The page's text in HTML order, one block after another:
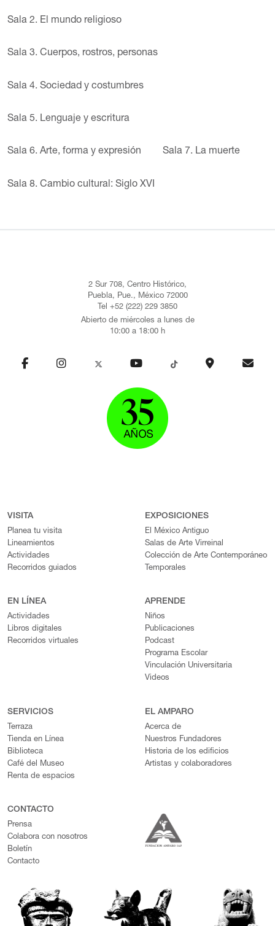
Sala 2. El mundo religioso
Sala 3. Cuerpos, rostros, personas
Sala 4. Sociedad y costumbres
Sala 5. Lenguaje y escritura
Sala 6. Arte, forma y expresión Sala 7. La muerte
Sala 8. Cambio cultural: Siglo XVI
2 Sur 708, Centro Histórico,
Puebla, Pue., México 72000
Tel +52 (222) 229 3850
Abierto de miércoles a lunes de
10:00 a 18:00 h
VISITA
Planea tu visita
Lineamientos
Actividades
Recorridos guiados
EXPOSICIONES
El México Antiguo
Salas de Arte Virreinal
Colección de Arte Contemporáneo
Temporales
EN LÍNEA
Actividades
Libros digitales
Recorridos virtuales
APRENDE
Niños
Publicaciones
Podcast
Programa Escolar
Vinculación Universitaria
Videos
SERVICIOS
Terraza
Tienda en Línea
Biblioteca
Café del Museo
Renta de espacios
EL AMPARO
Acerca de
Nuestros Fundadores
Historia de los edificios
Artistas y colaboradores
CONTACTO
Prensa
Colabora con nosotros
Boletín
Contacto